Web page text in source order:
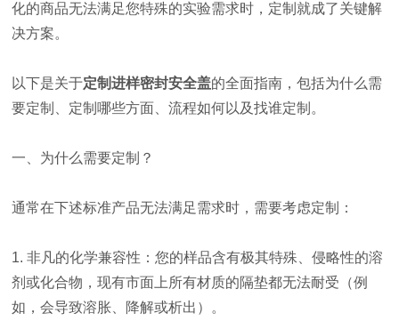
化的商品无法满足您特殊的实验需求时，定制就成了关键解
决方案。
以下是关于定制进样密封安全盖的全面指南，包括为什么需
要定制、定制哪些方面、流程如何以及找谁定制。
一、为什么需要定制？
通常在下述标准产品无法满足需求时，需要考虑定制：
1. 非凡的化学兼容性：您的样品含有极其特殊、侵略性的溶
剂或化合物，现有市面上所有材质的隔垫都无法耐受（例
如，会导致溶胀、降解或析出）。